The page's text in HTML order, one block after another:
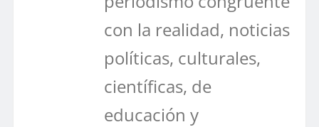
con la realidad, noticias
políticas, culturales,
científicas, de
educación y